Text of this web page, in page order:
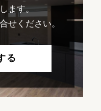
ます。
せください。
る